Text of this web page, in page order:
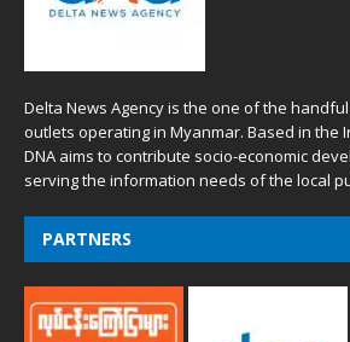
Delta News Agency is the one of the
outlets operating in Myanmar. Based in the
DNA aims to contribute socio-economic
serving the information needs of the local
PARTNERS